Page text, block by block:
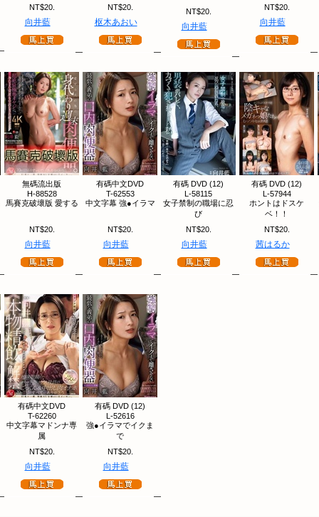
NT$20.
向井藍
NT$20.
枢木あおい
NT$20.
向井藍
NT$20.
向井藍
無碼流出版
H-88528
馬賽克破壞版 愛する
NT$20.
向井藍
有碼中文DVD
T-62553
中文字幕 強●イラマ
NT$20.
向井藍
有碼 DVD (12)
L-58115
女子禁制の職場に忍
び
NT$20.
向井藍
有碼 DVD (12)
L-57944
ホントはドスケ
ベ！！
NT$20.
茜はるか
有碼中文DVD
T-62260
中文字幕マドンナ専
属
NT$20.
向井藍
有碼 DVD (12)
L-52616
強●イラマでイクま
で
NT$20.
向井藍